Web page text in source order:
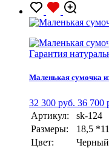
Гарантия
Маленькая сумочка
32 300 руб. 36 700
Артикул:
sk-124
Размеры:
18,5
Цвет:
Черный